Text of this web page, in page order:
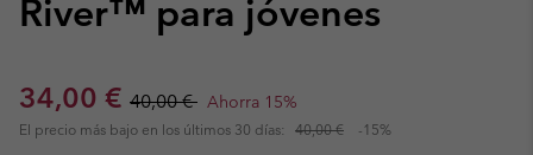
River™ para jóvenes
Sale price:
34,00 € Regular price:
40,00 € Ahorra 15%
El precio más bajo en los últimos 30 días: 40,00 € -15%